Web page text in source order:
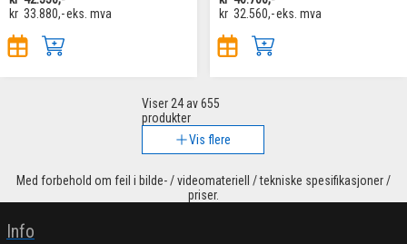
kr 33.880,-eks. mva
kr 32.560,-eks. mva
Viser 24av 655
produkter
Vis flere
Med forbehold om feil i bilde- / videomateriell / tekniske spesifikasjoner /
priser.
Info